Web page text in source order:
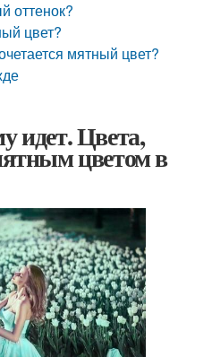
оттенок?
цвет?
мятный цвет?
идет. Цвета,
цветом в